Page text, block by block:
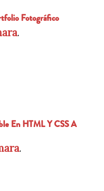
Fotográfico
.
En HTML Y CSS A
.